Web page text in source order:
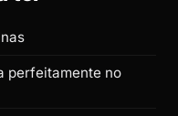
perfeitamente no